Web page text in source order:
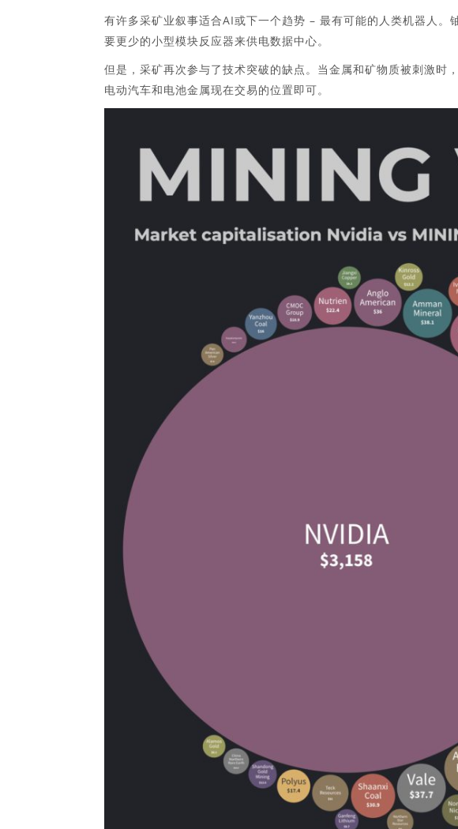
有许多采矿业叙事适合AI或下一个趋势 – 最有可能的人类机器人
要更少的小型模块反应器来供电数据中心。
但是，采矿再次参与了技术突破的缺点。当金属和矿物质被刺激时
电动汽车和电池金属现在交易的位置即可。